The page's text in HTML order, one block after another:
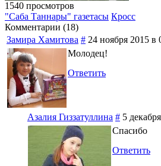
1540 просмотров
"Саба Таннары" газетасы Кросс
Комментарии (18)
Замира Хамитова # 24 ноября 2015 в
Молодец!
Ответить
Азалия Гиззатуллина # 5
Спасибо
Ответить